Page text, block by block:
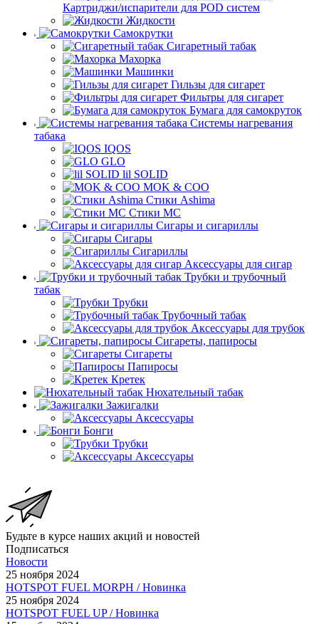
Картриджи/испарители для POD систем
Жидкости
Самокрутки
Сигаретный табак
Махорка
Машинки
Гильзы для сигарет
Фильтры для сигарет
Бумага для самокруток
Системы нагревания
табака
IQOS
GLO
lil SOLID
MOK & COO
Стики Ashima
Стики MC
Сигары и сигариллы
Сигары
Сигариллы
Аксессуары для сигар
Трубки и трубочный
табак
Трубки
Трубочный табак
Аксессуары для трубок
Сигареты, папиросы
Сигареты
Папиросы
Кретек
Нюхательный табак
Зажигалки
Аксессуары
Бонги
Трубки
Аксессуары
Будьте в курсе наших акций и новостей
Подписаться
Новости
25 ноября 2024
HOTSPOT FUEL MORPH / Новинка
25 ноября 2024
HOTSPOT FUEL UP / Новинка